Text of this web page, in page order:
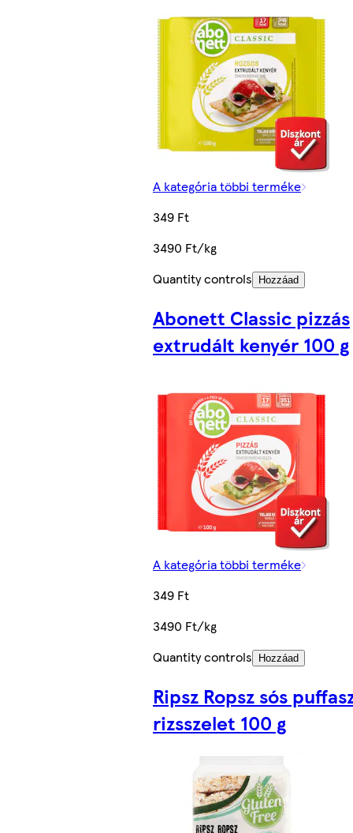
A kategória többi terméke
349 Ft
3490 Ft/kg
Quantity controls
Hozzáad
Abonett Classic pizzás
extrudált kenyér 100 g
A kategória többi terméke
349 Ft
3490 Ft/kg
Quantity controls
Hozzáad
Ripsz Ropsz sós
rizsszelet 100 g